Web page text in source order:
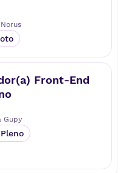
Norus
Front-End
Gupy